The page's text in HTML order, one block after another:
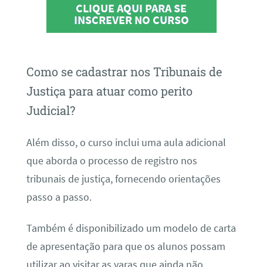
CLIQUE AQUI PARA SE
INSCREVER NO CURSO
Como se cadastrar nos Tribunais de
Justiça para atuar como perito
Judicial?
Além disso, o curso inclui uma aula adicional
que aborda o processo de registro nos
tribunais de justiça, fornecendo orientações
passo a passo.
Também é disponibilizado um modelo de carta
de apresentação para que os alunos possam